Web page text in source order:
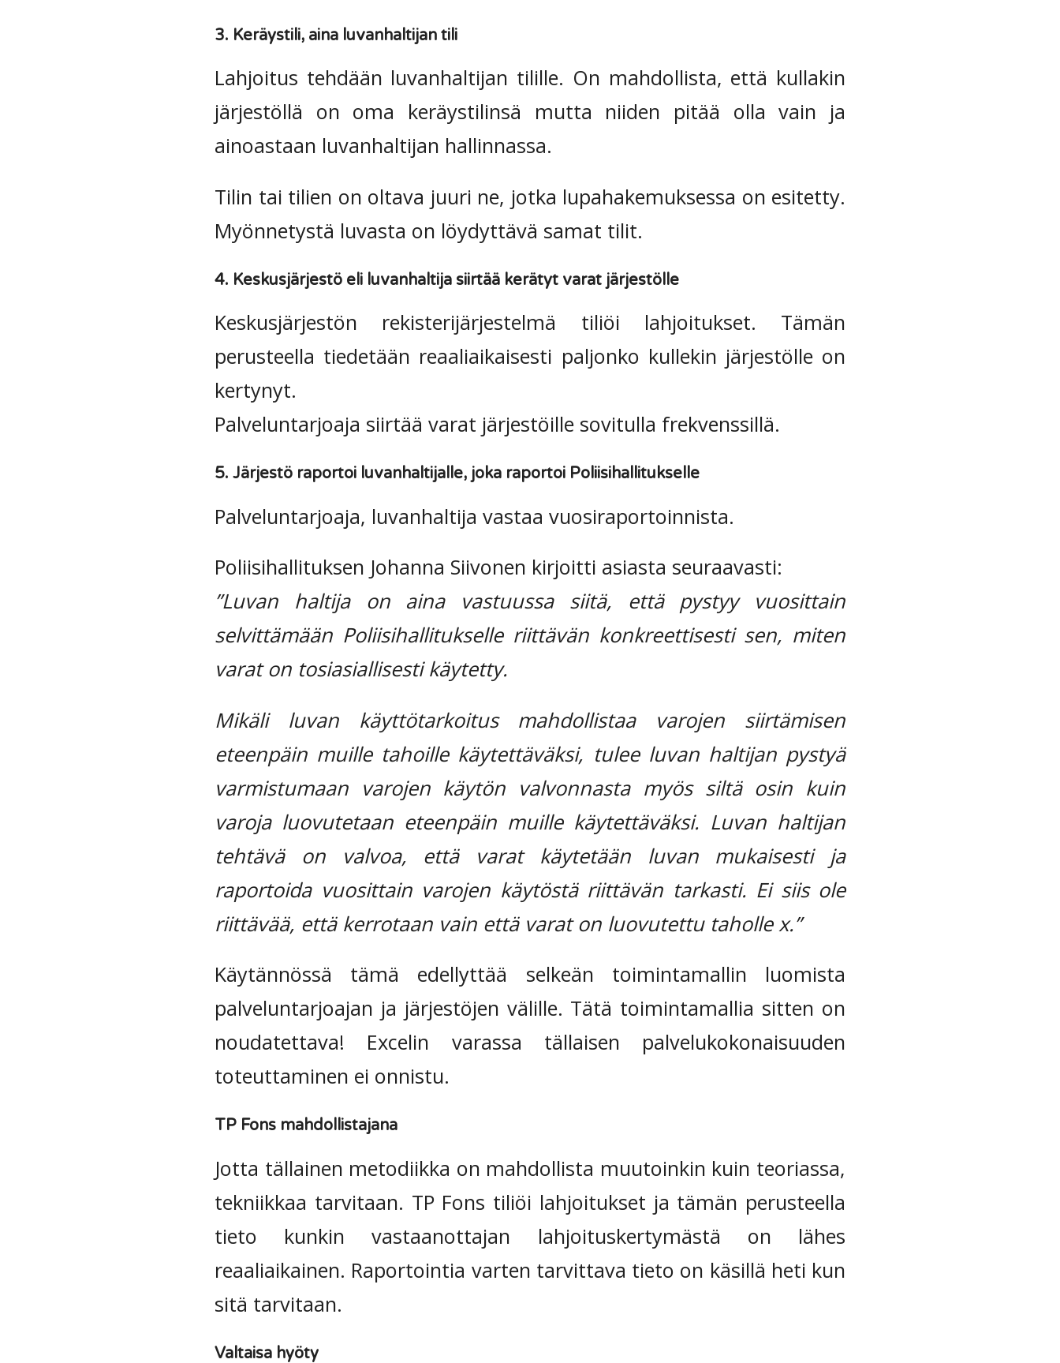
3. Keräystili, aina luvanhaltijan tili
Lahjoitus tehdään luvanhaltijan tilille. On mahdollista, että kullakin
järjestöllä on oma keräystilinsä mutta niiden pitää olla vain ja
ainoastaan luvanhaltijan hallinnassa.
Tilin tai tilien on oltava juuri ne, jotka lupahakemuksessa on esitetty.
Myönnetystä luvasta on löydyttävä samat tilit.
4. Keskusjärjestö eli luvanhaltija siirtää kerätyt varat järjestölle
Keskusjärjestön rekisterijärjestelmä tiliöi lahjoitukset. Tämän
perusteella tiedetään reaaliaikaisesti paljonko kullekin järjestölle on
kertynyt.
Palveluntarjoaja siirtää varat järjestöille sovitulla frekvenssillä.
5. Järjestö raportoi luvanhaltijalle, joka raportoi Poliisihallitukselle
Palveluntarjoaja, luvanhaltija vastaa vuosiraportoinnista.
Poliisihallituksen Johanna Siivonen kirjoitti asiasta seuraavasti:
”Luvan haltija on aina vastuussa siitä, että pystyy vuosittain
selvittämään Poliisihallitukselle riittävän konkreettisesti sen, miten
varat on tosiasiallisesti käytetty.
Mikäli luvan käyttötarkoitus mahdollistaa varojen siirtämisen
eteenpäin muille tahoille käytettäväksi, tulee luvan haltijan pystyä
varmistumaan varojen käytön valvonnasta myös siltä osin kuin
varoja luovutetaan eteenpäin muille käytettäväksi. Luvan haltijan
tehtävä on valvoa, että varat käytetään luvan mukaisesti ja
raportoida vuosittain varojen käytöstä riittävän tarkasti. Ei siis ole
riittävää, että kerrotaan vain että varat on luovutettu taholle x.”
Käytännössä tämä edellyttää selkeän toimintamallin luomista
palveluntarjoajan ja järjestöjen välille. Tätä toimintamallia sitten on
noudatettava! Excelin varassa tällaisen palvelukokonaisuuden
toteuttaminen ei onnistu.
TP Fons mahdollistajana
Jotta tällainen metodiikka on mahdollista muutoinkin kuin teoriassa,
tekniikkaa tarvitaan. TP Fons tiliöi lahjoitukset ja tämän perusteella
tieto kunkin vastaanottajan lahjoituskertymästä on lähes
reaaliaikainen. Raportointia varten tarvittava tieto on käsillä heti kun
sitä tarvitaan.
Valtaisa hyöty